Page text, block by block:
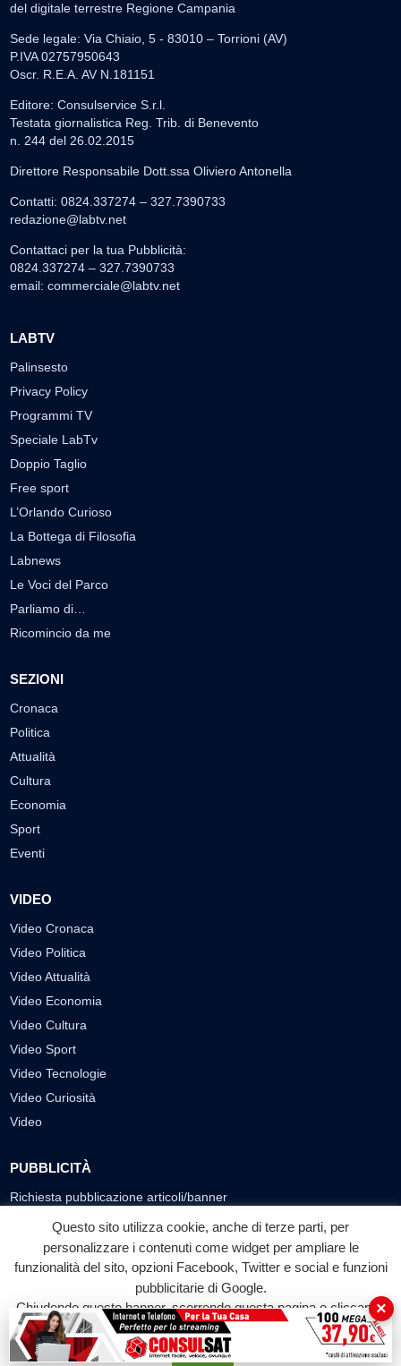
del digitale terrestre Regione Campania
Sede legale: Via Chiaio, 5 - 83010 – Torrioni (AV)
P.IVA 02757950643
Oscr. R.E.A. AV N.181151
Editore: Consulservice S.r.l.
Testata giornalistica Reg. Trib. di Benevento
n. 244 del 26.02.2015
Direttore Responsabile Dott.ssa Oliviero Antonella
Contatti: 0824.337274 – 327.7390733
redazione@labtv.net
Contattaci per la tua Pubblicità:
0824.337274 – 327.7390733
email: commerciale@labtv.net
LABTV
Palinsesto
Privacy Policy
Programmi TV
Speciale LabTv
Doppio Taglio
Free sport
L’Orlando Curioso
La Bottega di Filosofia
Labnews
Le Voci del Parco
Parliamo di…
Ricomincio da me
SEZIONI
Cronaca
Politica
Attualità
Cultura
Economia
Sport
Eventi
VIDEO
Video Cronaca
Video Politica
Video Attualità
Video Economia
Video Cultura
Video Sport
Video Tecnologie
Video Curiosità
Video
PUBBLICITÀ
Richiesta pubblicazione articoli/banner
SEGUICI SUI SOCIAL
f
Facebook
◎ ▶
YouTube
© 2026 LABTV - Tutti i diritti riservati
Questo sito utilizza cookie, anche di terze parti, per
personalizzare i contenuti come widget per ampliare le
funzionalità del sito, opzioni Facebook, Twitter e social e funzioni
pubblicitarie di Google.
Chiudendo questo banner, scorrendo questa pagina o cliccando
su qualunque suo elemento acconsenti all'uso dei cookie.
Accetta
×